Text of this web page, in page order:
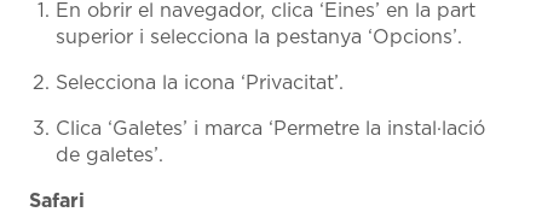
En obrir el navegador, clica ‘Eines’ en la part
superior i selecciona la pestanya ‘Opcions’.
Selecciona la icona ‘Privacitat’.
Clica ‘Galetes’ i marca ‘Permetre la instal·lació
de galetes’.
Safari